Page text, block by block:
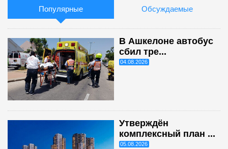
Популярные Обсуждаемые
В Ашкелоне автобус
сбил тре...
04.08.2026
Утверждён
комплексный план ...
05.08.2026